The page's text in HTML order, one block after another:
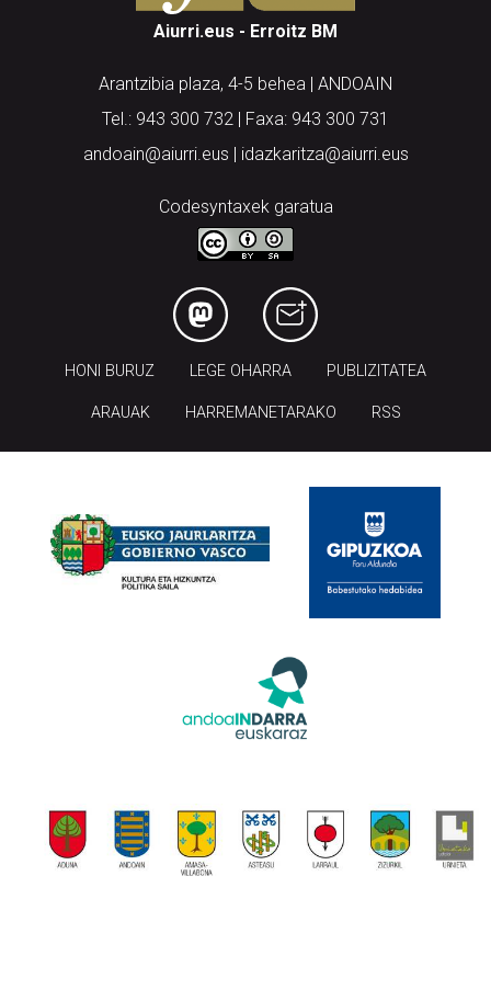
Aiurri.eus - Erroitz BM
Arantzibia plaza, 4-5 behea | ANDOAIN
Tel.: 943 300 732 | Faxa: 943 300 731
andoain@aiurri.eus | idazkaritza@aiurri.eus
Codesyntaxek garatua
HONI BURUZ LEGE OHARRA PUBLIZITATEA
ARAUAK HARREMANETARAKO RSS